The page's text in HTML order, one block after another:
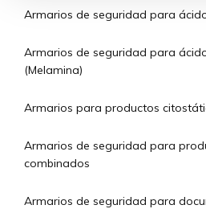
Armarios de seguridad para
Armarios de seguridad para
(Melamina)
Armarios para productos
Armarios de seguridad para
combinados
Armarios de seguridad para